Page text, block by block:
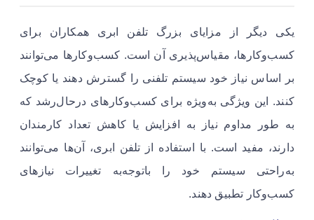
یکی دیگر از مزایای بزرگ تلفن ابری همکاران برای
کسب‌وکارها، مقیاس‌پذیری آن است. کسب‌وکارها می‌توانند
بر اساس نیاز خود سیستم تلفنی را گسترش دهند یا کوچک
کنند. این ویژگی به‌ویژه برای کسب‌وکارهای درحال‌رشد که
به طور مداوم نیاز به افزایش یا کاهش تعداد کارمندان
دارند، مفید است. با استفاده از تلفن ابری، آن‌ها می‌توانند
به‌راحتی سیستم خود را باتوجه‌به تغییرات نیازهای
کسب‌وکار تطبیق دهند.